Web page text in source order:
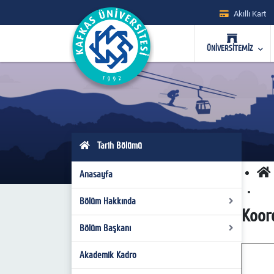
Akıllı Kart
ÜNİVERSİTEMİZ
Tarih Bölümü
Anasayfa
Bölüm Hakkında
Tarih Bölümü’nün Kuruluşu ve Akademik
Yapılanması
Misyon ve Vizyon
Bölüm Başkanı
Bölüm Başkanı
Akademik Kadro